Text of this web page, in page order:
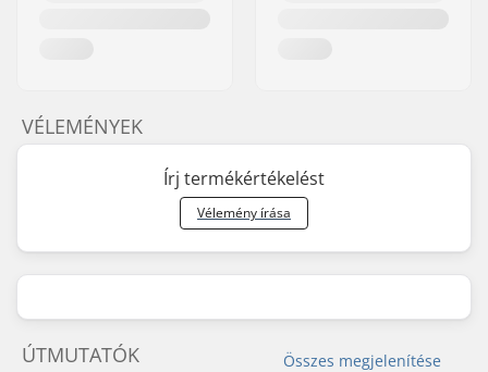
VÉLEMÉNYEK
Írj termékértékelést
Vélemény írása
Összes megjelenítése
ÚTMUTATÓK